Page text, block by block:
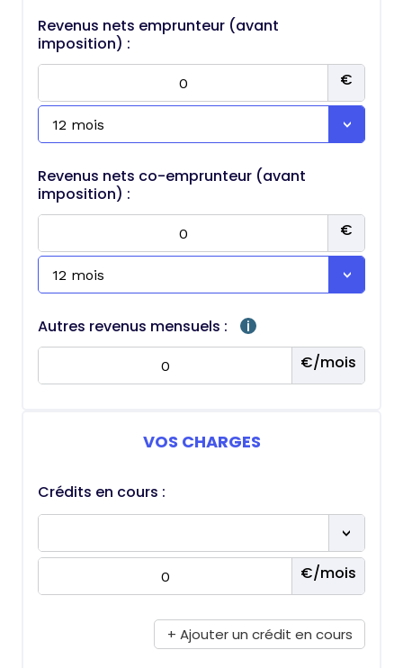
Revenus nets emprunteur (avant
imposition) :
Revenus nets co-emprunteur (avant
imposition) :
Autres revenus mensuels : i
VOS CHARGES
Crédits en cours :
+ Ajouter un crédit en cours